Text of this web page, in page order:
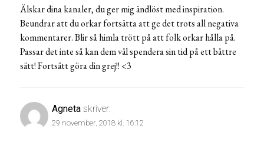
Älskar dina kanaler, du ger mig ändlöst med inspiration.
Beundrar att du orkar fortsätta att ge det trots all negativa
kommentarer. Blir så himla trött på att folk orkar hålla på.
Passar det inte så kan dem väl spendera sin tid på ett bättre
sätt! Fortsätt göra din grej!! <3
Agneta skriver:
29 november, 2018 kl. 16:12